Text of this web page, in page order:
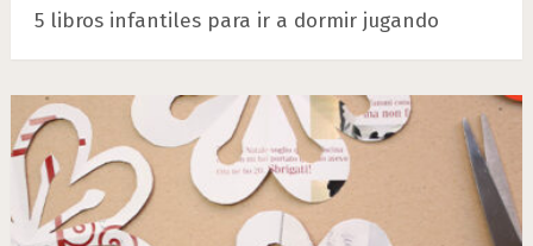
5 libros infantiles para ir a dormir jugando